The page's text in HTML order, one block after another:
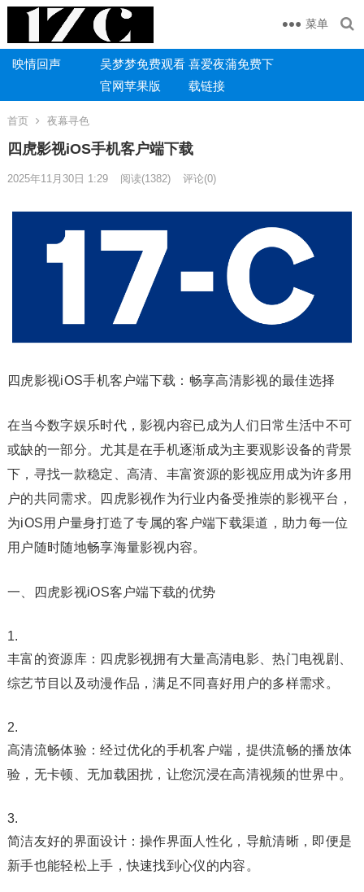
菜单
映情回声
吴梦梦免费观看
官网苹果版
喜爱夜蒲免费下
载链接
首页 夜幕寻色
四虎影视iOS手机客户端下载
2025年11月30日 1:29 阅读(1382) 评论(0)
四虎影视iOS手机客户端下载：畅享高清影视的最佳选择
在当今数字娱乐时代，影视内容已成为人们日常生活中不可
或缺的一部分。尤其是在手机逐渐成为主要观影设备的背景
下，寻找一款稳定、高清、丰富资源的影视应用成为许多用
户的共同需求。四虎影视作为行业内备受推崇的影视平台，
为iOS用户量身打造了专属的客户端下载渠道，助力每一位
用户随时随地畅享海量影视内容。
一、四虎影视iOS客户端下载的优势
丰富的资源库：四虎影视拥有大量高清电影、热门电视剧、
综艺节目以及动漫作品，满足不同喜好用户的多样需求。
高清流畅体验：经过优化的手机客户端，提供流畅的播放体
验，无卡顿、无加载困扰，让您沉浸在高清视频的世界中。
简洁友好的界面设计：操作界面人性化，导航清晰，即便是
新手也能轻松上手，快速找到心仪的内容。